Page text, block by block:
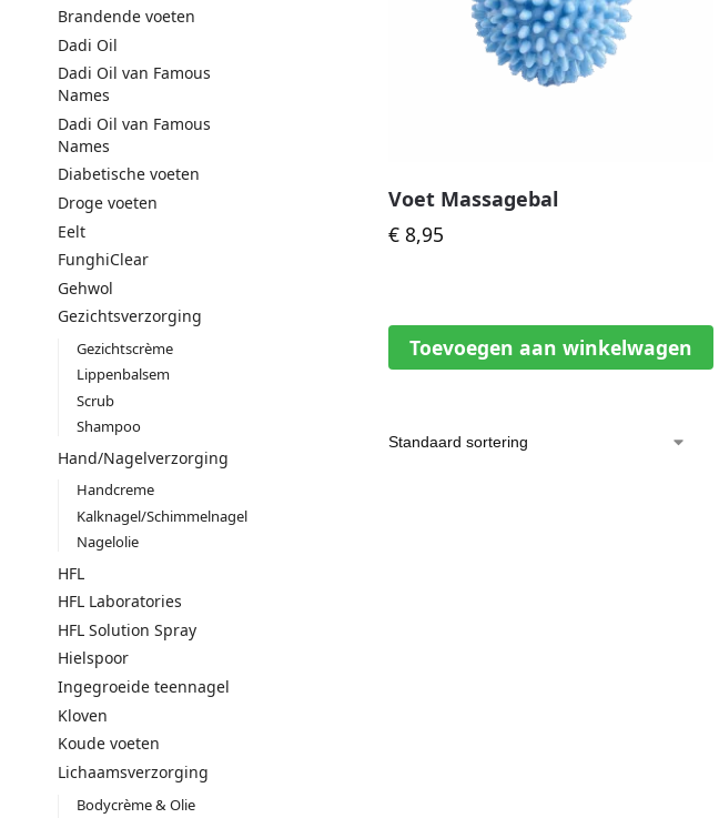
Voet Massagebal
€8,95
Toevoegen aan winkelwagen
Brandende voeten
Dadi Oil
Dadi Oil van Famous
Names
Dadi Oil van Famous
Names
Diabetische voeten
Droge voeten
Eelt
FunghiClear
Gehwol
Gezichtsverzorging
Gezichtscrème
Lippenbalsem
Scrub
Shampoo
Hand/Nagelverzorging
Handcreme
Kalknagel/Schimmelnagel
Nagelolie
HFL
HFL Laboratories
HFL Solution Spray
Hielspoor
Ingegroeide teennagel
Kloven
Koude voeten
Lichaamsverzorging
Bodycrème & Olie